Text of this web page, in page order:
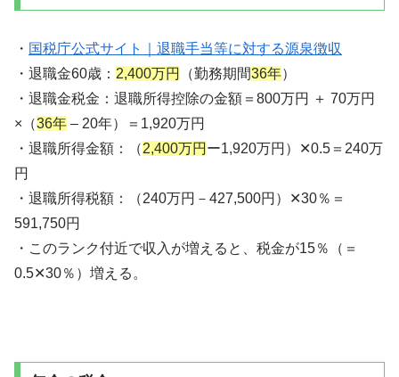
・ 国税庁公式サイト｜退職手当等に対する源泉徴収
・退職金60歳： 2,400万円 （勤務期間36年）
・退職金税金：退職所得控除の金額＝800万円 ＋ 70万円
×（36年 – 20年）＝1,920万円
・退職所得金額：（2,400万円 ー1,920万円）✕0.5＝240万
円
・退職所得税額：（240万円－427,500円）✕30％＝
591,750円
・このランク付近で収入が増えると、税金が15％（＝
0.5✕30％）増える。